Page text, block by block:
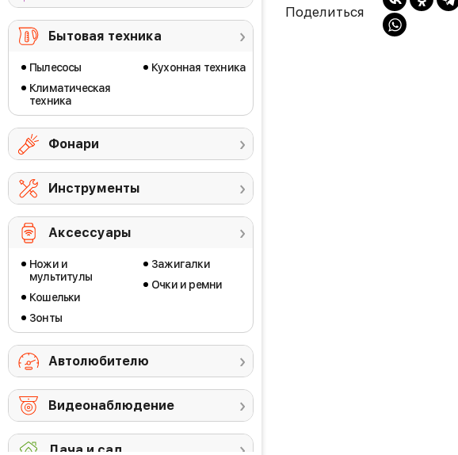
Бытовая техника
Пылесосы
Климатическая
техника
Кухонная техника
Фонари
Инструменты
Аксессуары
Ножи и
мультитулы
Кошельки
Зонты
Зажигалки
Очки и ремни
Автолюбителю
Видеонаблюдение
Дача и сад
Поделиться